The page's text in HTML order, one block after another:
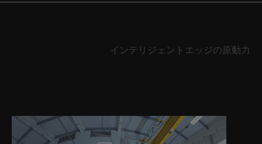
インテリジェントエッジの原動力